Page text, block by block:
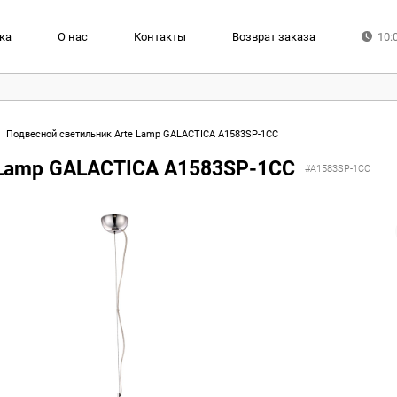
О нас Контакты Возврат заказа
Подвесной светильник Arte Lamp GALACTICA A1583SP-1CC
GALACTICA A1583SP-1CC #A1583SP-1CC